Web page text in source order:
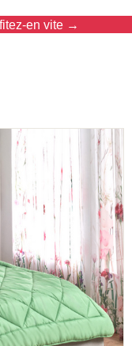
en vite →